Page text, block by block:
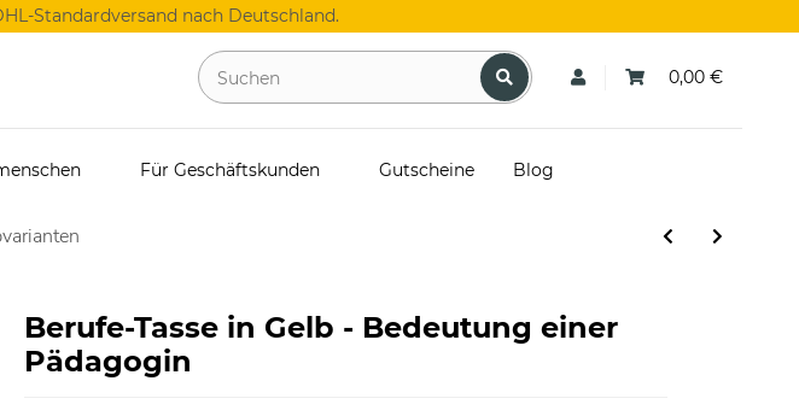
Standardversand nach Deutschland.
0,00 €
Für Geschäftskunden Gutscheine Blog
Berufe-Tasse in Gelb - Bedeutung einer
Pädagogin